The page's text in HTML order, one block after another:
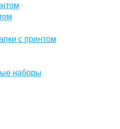
с принтом
наборы